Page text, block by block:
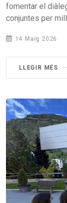
fomentar el
conjuntes per
14 Maig 2026
LLEGIR MÉS